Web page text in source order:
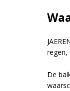
regen,
De